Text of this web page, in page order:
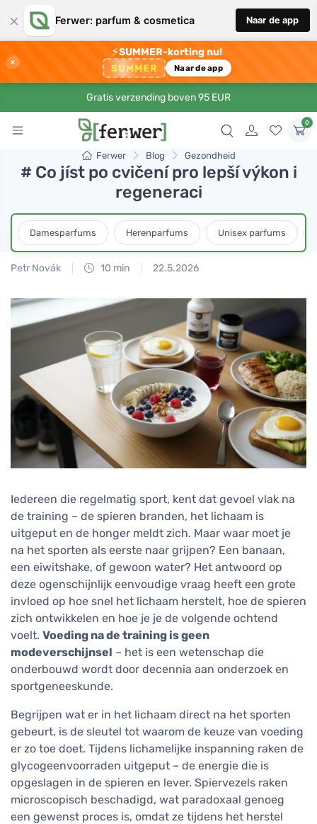
× Ferwer: parfum & cosmetica Naar de app
×
⚡SUMMER-korting nu!
SUMMER Naar de app
Gratis verzending boven 95 EUR
0
Ferwer Blog Gezondheid
# Co jíst po cvičení pro lepší výkon i
regeneraci
Damesparfums Herenparfums Unisex parfums
Petr Novák 10 min 22.5.2026
Iedereen die regelmatig sport, kent dat gevoel vlak na
de training – de spieren branden, het lichaam is
uitgeput en de honger meldt zich. Maar waar moet je
na het sporten als eerste naar grijpen? Een banaan,
een eiwitshake, of gewoon water? Het antwoord op
deze ogenschijnlijk eenvoudige vraag heeft een grote
invloed op hoe snel het lichaam herstelt, hoe de spieren
zich ontwikkelen en hoe je je de volgende ochtend
voelt. Voeding na de training is geen
modeverschijnsel – het is een wetenschap die
onderbouwd wordt door decennia aan onderzoek en
sportgeneeskunde.
Begrijpen wat er in het lichaam direct na het sporten
gebeurt, is de sleutel tot waarom de keuze van voeding
er zo toe doet. Tijdens lichamelijke inspanning raken de
glycogeenvoorraden uitgeput – de energie die is
opgeslagen in de spieren en lever. Spiervezels raken
microscopisch beschadigd, wat paradoxaal genoeg
een gewenst proces is, omdat ze tijdens het herstel